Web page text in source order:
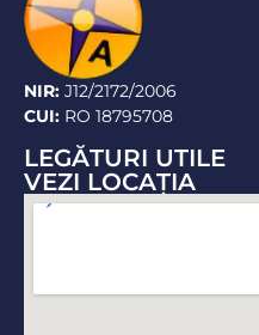
NIR: J12/2172/2006
CUI: RO 18795708
LEGĂTURI UTILE
VEZI LOCAŢIA